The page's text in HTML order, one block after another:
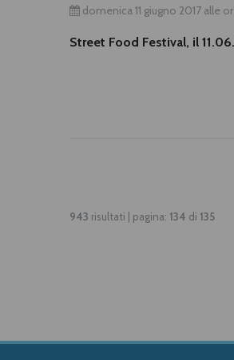
domenica 11 giugno 2017 alle
Street Food Festival, il
943 risultati | pagina: 134 di 135